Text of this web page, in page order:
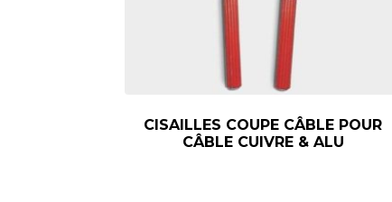
CISAILLES COUPE CÂBLE POUR
CÂBLE CUIVRE & ALU